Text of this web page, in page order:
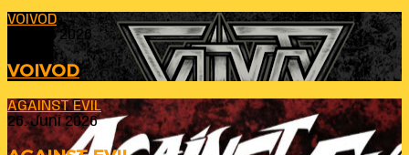
VOIVOD
23. Juli 2026
VOIVOD
AGAINST EVIL
26. Juni 2026